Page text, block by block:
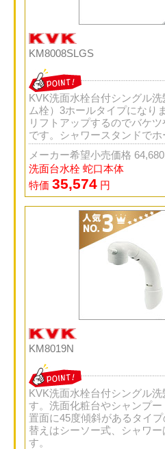
KM8008SLGS
KVK洗面水栓台付シングル
ム栓）3ホールタイプになり
リフトアップするのでバケ
です。シャワースタンドでホ
メーカー希望小売価格
洗面台水栓 蛇口本体
特価 35,574 円
KM8019N
KVK洗面水栓台付シングル
す。洗面化粧台やシャンプ
置面に45度傾斜があるタイ
替えはシーソー式、シャワ
す。